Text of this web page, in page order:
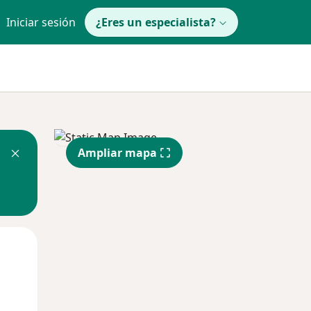
Iniciar sesión ¿Eres un especialista?
Ampliar mapa